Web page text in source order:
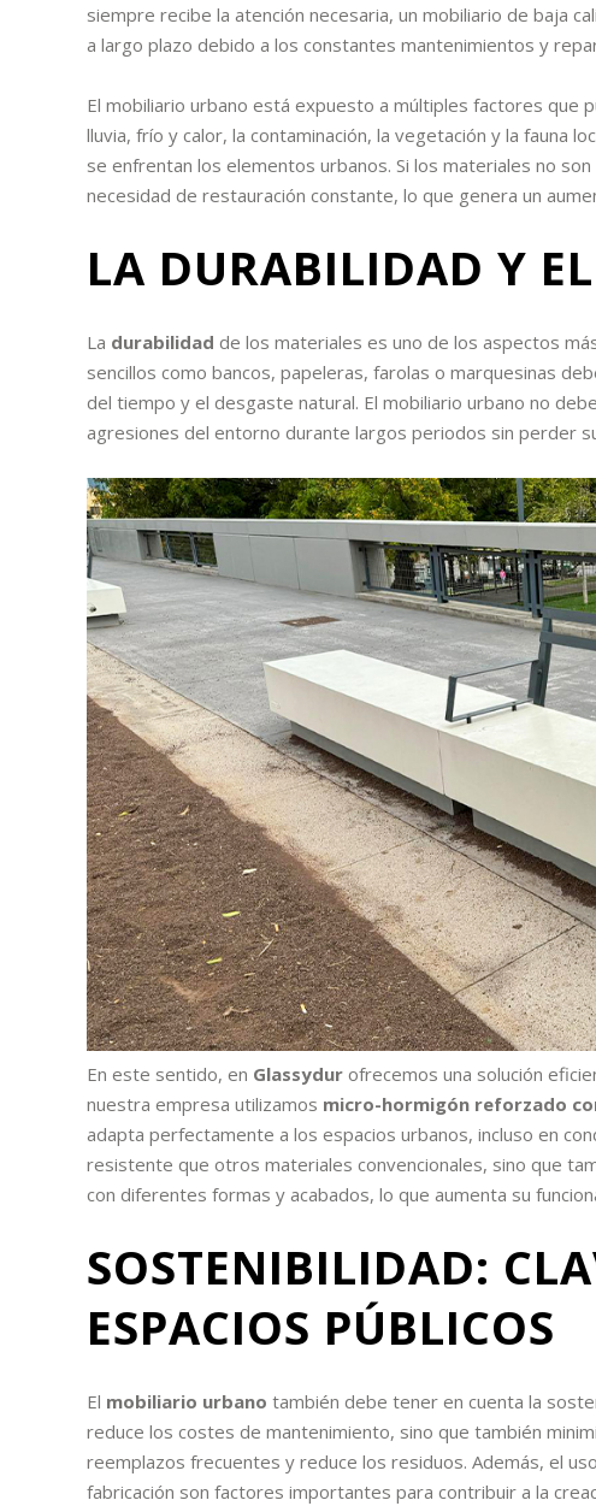
siempre recibe la atención necesaria, un mobiliario de baja
a largo plazo debido a los constantes mantenimientos y
El mobiliario urbano está expuesto a múltiples factores que
lluvia, frío y calor, la contaminación, la vegetación y la fauna
se enfrentan los elementos urbanos. Si los materiales no
necesidad de restauración constante, lo que genera un
LA DURABILIDAD Y
La durabilidad de los materiales es uno de los aspectos
sencillos como bancos, papeleras, farolas o marquesinas
del tiempo y el desgaste natural. El mobiliario urbano no
agresiones del entorno durante largos periodos sin perder
En este sentido, en Glassydur ofrecemos una solución
nuestra empresa utilizamos micro-hormigón reforzado
adapta perfectamente a los espacios urbanos, incluso en
resistente que otros materiales convencionales, sino que
con diferentes formas y acabados, lo que aumenta su
SOSTENIBILIDAD:
ESPACIOS PÚBLICOS
El mobiliario urbano también debe tener en cuenta la
reduce los costes de mantenimiento, sino que también
reemplazos frecuentes y reduce los residuos. Además, el
fabricación son factores importantes para contribuir a la